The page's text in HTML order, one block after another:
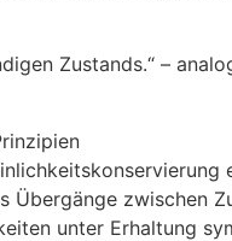
Zustands.“ –
zwischen
unter Erhaltung